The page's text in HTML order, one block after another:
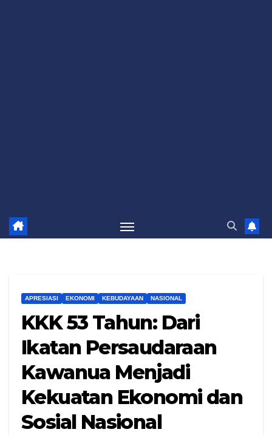
APRESIASI EKONOMI KEBUDAYAAN NASIONAL
KKK 53 Tahun: Dari
Ikatan Persaudaraan
Kawanua Menjadi
Kekuatan Ekonomi dan
Sosial Nasional